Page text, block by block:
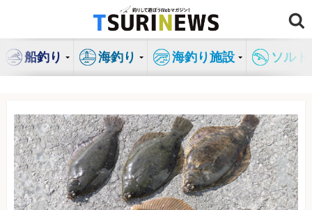
ン
船釣り 海釣り 海釣り施設 ソル